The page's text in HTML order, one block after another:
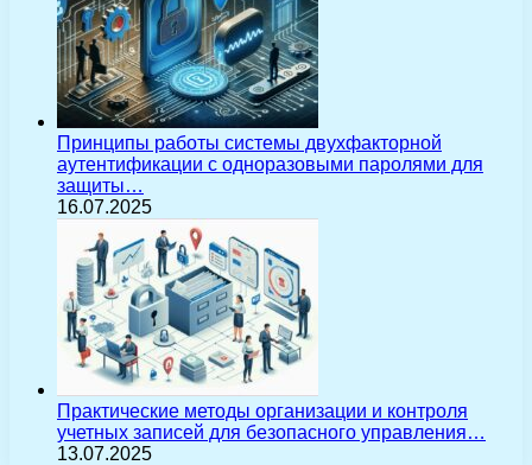
Принципы работы системы двухфакторной
аутентификации с одноразовыми паролями для
защиты…
16.07.2025
Практические методы организации и контроля
учетных записей для безопасного управления…
13.07.2025